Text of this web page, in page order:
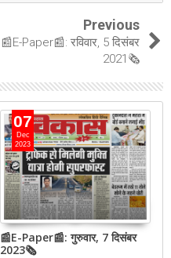
Previous
📰E-Paper📰: रविवार, 5 दिसंबर
2021🗞
07
Dec
2023
📰E-Paper📰: गुरुवार, 7 दिसंबर
2023🗞